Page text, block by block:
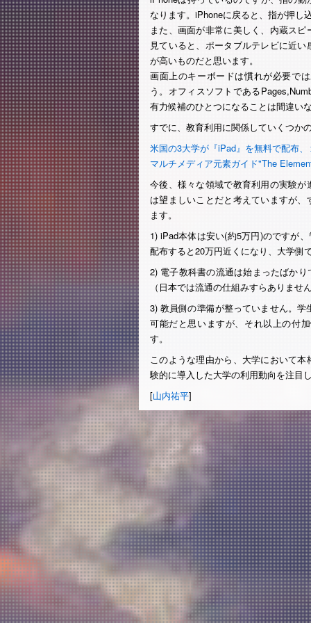
なります。iPhoneに戻ると、指が押し
また、画面が非常に美しく、内蔵ス
見ていると、ポータブルテレビに近
が高いものだと思います。
画面上のキーボードは慣れが必要で
う。オフィスソフトである
有力候補のひとつになることは間違い
すでに、教育利用に関係していくつか
米国の3大学が『iPad』を無料で配布
マルチメディア元素ガイド"The
今後、様々な領域で教育利用の実験
は望ましいことだと考えていますが
ます。
1) iPad本体は安い(約5万円)のですが
配布すると20万円近くになり、大学側
2) 電子教科書の流通は始まったばか
（日本では流通の仕組みすらありませ
3) 教員側の準備が整っていません。
可能だと思いますが、それ以上の付
す。
このような理由から、大学において
験的に導入した大学の利用動向を注目
[山内祐平]